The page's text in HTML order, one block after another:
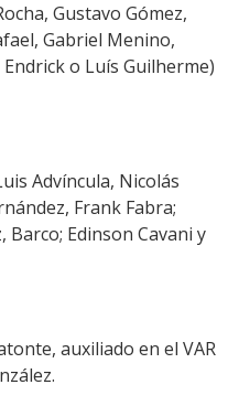
Gustavo Gómez,
Gabriel Menino,
o Luís Guilherme)
Advíncula, Nicolás
Frank Fabra;
Edinson Cavani y
auxiliado en el VAR